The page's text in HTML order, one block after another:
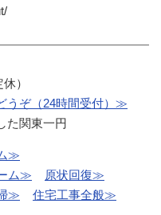
）
うぞ（24時間受付）≫
た関東一円
≫
ム≫
原状回復≫
≫ 住宅工事全般≫